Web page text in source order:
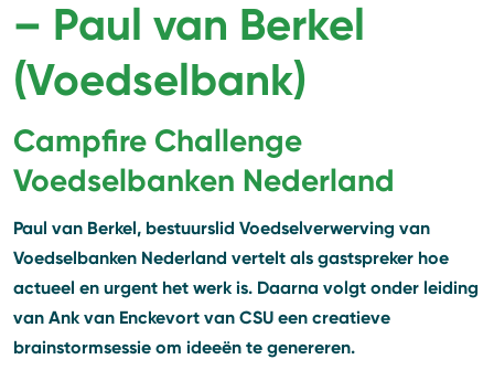
– Paul van Berkel
(Voedselbank)
Campfire Challenge
Voedselbanken Nederland
Paul van Berkel, bestuurslid Voedselverwerving van
Voedselbanken Nederland vertelt als gastspreker hoe
actueel en urgent het werk is. Daarna volgt onder leiding
van Ank van Enckevort van CSU een creatieve
brainstormsessie om ideeën te genereren.